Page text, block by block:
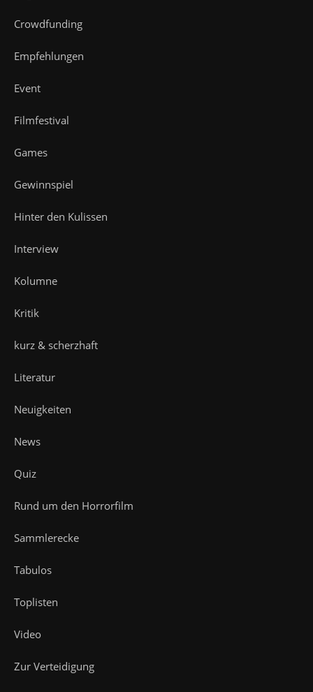
Crowdfunding
Empfehlungen
Event
Filmfestival
Games
Gewinnspiel
Hinter den Kulissen
Interview
Kolumne
Kritik
kurz & scherzhaft
Literatur
Neuigkeiten
News
Quiz
Rund um den Horrorfilm
Sammlerecke
Tabulos
Toplisten
Video
Zur Verteidigung